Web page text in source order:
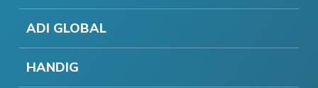
ADI GLOBAL
HANDIG